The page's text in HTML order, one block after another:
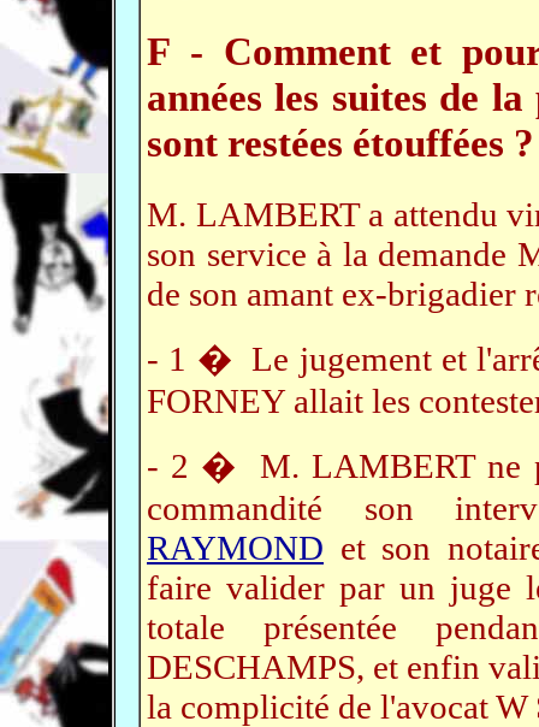
F - Comment et
années les suites de
sont restées étouffées ?
M. LAMBERT a attendu
son service à la demande
de son amant ex-
- 1 � Le jugement et
FORNEY allait les
- 2 � M. LAMBERT ne
commandité son
RAYMOND et son
faire valider par un juge
totale présentée
DESCHAMPS, et enfin
la complicité de l'avocat W